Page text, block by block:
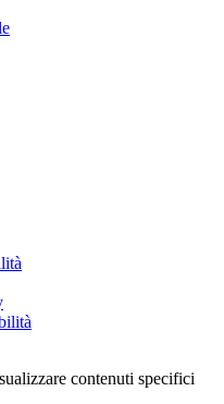
contenuti specifici